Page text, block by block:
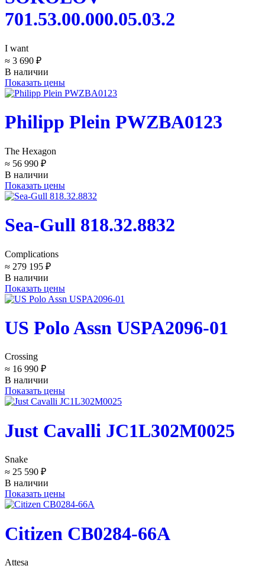
701.53.00.000.05.03.2
I want
≈ 3 690 ₽
В наличии
Показать цены
Philipp Plein PWZBA0123
The Hexagon
≈ 56 990 ₽
В наличии
Показать цены
Sea-Gull 818.32.8832
Complications
≈ 279 195 ₽
В наличии
Показать цены
US Polo Assn USPA2096-01
Crossing
≈ 16 990 ₽
В наличии
Показать цены
Just Cavalli JC1L302M0025
Snake
≈ 25 590 ₽
В наличии
Показать цены
Citizen CB0284-66A
Attesa